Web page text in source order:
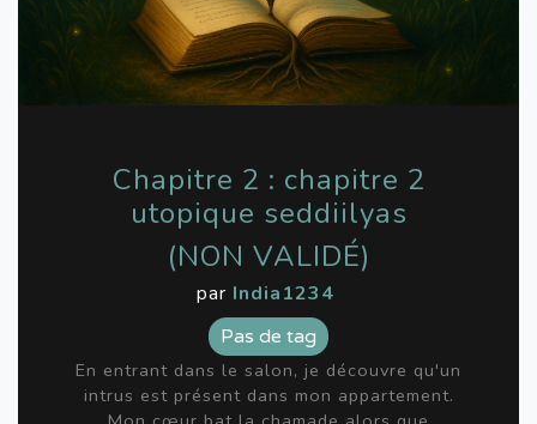
Chapitre 2 : chapitre 2
utopique seddiilyas
(NON VALIDÉ)
par India1234
Pas de tag
En entrant dans le salon, je découvre qu'un
intrus est présent dans mon appartement.